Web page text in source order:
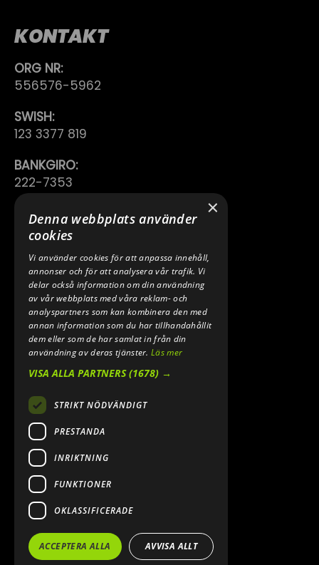
KONTAKT
ORG NR:
556576-5962
SWISH:
123 3377 819
BANKGIRO:
222-7353
TELEFON:
0640 200 50
E-POST:
INFO@SPEEDSHOPEN.SE
ÅNGRA MITT KÖP
2026. ALL RIGHTS RESERVED.
POWERED BY EMPORI CMS
×
Denna webbplats använder
cookies
Vi använder cookies för att anpassa innehåll,
annonser och för att analysera vår trafik. Vi
delar också information om din användning
av vår webbplats med våra reklam- och
analyspartners som kan kombinera den med
annan information som du har tillhandahållit
dem eller som de har samlat in från din
användning av deras tjänster.Läs mer
VISA ALLA PARTNERS(1678) →
STRIKT NÖDVÄNDIGT
PRESTANDA
INRIKTNING
FUNKTIONER
OKLASSIFICERADE
ACCEPTERA ALLA AVVISA ALLT